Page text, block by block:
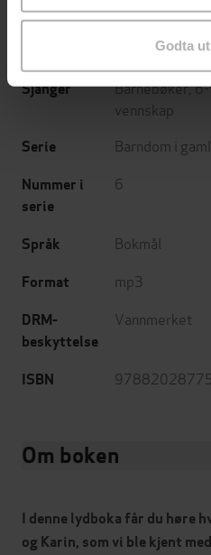
Godta
Utgitt 09.05.2025
Sjanger Barnebøker,
vennskap
Serie Barndom i
Nummer i
serie
6
Språk Bokmål
Format mp3
DRM-
beskyttelse
Vannmerket
ISBN
Om boken
I denne lydboka får du høre
og Karin, som vi ble kjent